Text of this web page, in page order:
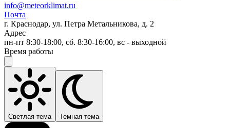
info@meteorklimat.ru
Почта
г. Краснодар, ул. Петра Метальникова, д. 2
Адрес
пн-пт 8:30-18:00, сб. 8:30-16:00, вс - выходной
Время работы
Светлая тема Темная тема